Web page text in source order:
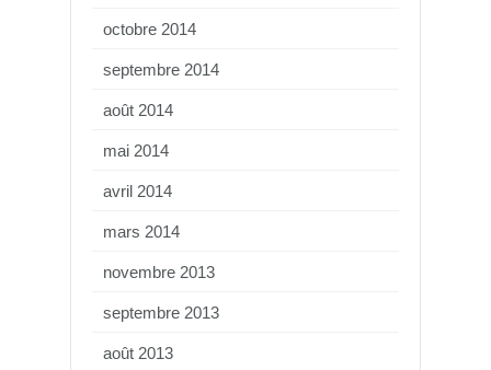
octobre 2014
septembre 2014
août 2014
mai 2014
avril 2014
mars 2014
novembre 2013
septembre 2013
août 2013